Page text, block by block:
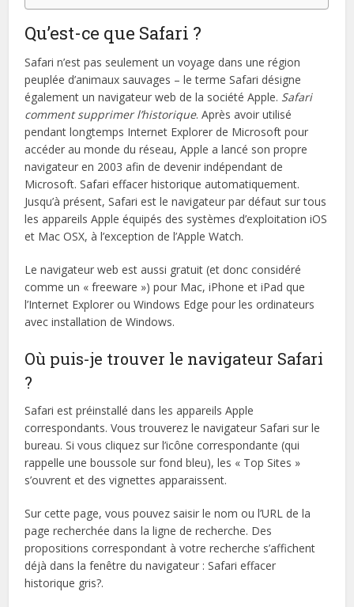
Qu’est-ce que Safari ?
Safari n’est pas seulement un voyage dans une région
peuplée d’animaux sauvages – le terme Safari désigne
également un navigateur web de la société Apple. Safari
comment supprimer l’historique. Après avoir utilisé
pendant longtemps Internet Explorer de Microsoft pour
accéder au monde du réseau, Apple a lancé son propre
navigateur en 2003 afin de devenir indépendant de
Microsoft. Safari effacer historique automatiquement.
Jusqu’à présent, Safari est le navigateur par défaut sur tous
les appareils Apple équipés des systèmes d’exploitation iOS
et Mac OSX, à l’exception de l’Apple Watch.
Le navigateur web est aussi gratuit (et donc considéré
comme un « freeware ») pour Mac, iPhone et iPad que
l’Internet Explorer ou Windows Edge pour les ordinateurs
avec installation de Windows.
Où puis-je trouver le navigateur Safari
?
Safari est préinstallé dans les appareils Apple
correspondants. Vous trouverez le navigateur Safari sur le
bureau. Si vous cliquez sur l’icône correspondante (qui
rappelle une boussole sur fond bleu), les « Top Sites »
s’ouvrent et des vignettes apparaissent.
Sur cette page, vous pouvez saisir le nom ou l’URL de la
page recherchée dans la ligne de recherche. Des
propositions correspondant à votre recherche s’affichent
déjà dans la fenêtre du navigateur : Safari effacer
historique gris?.